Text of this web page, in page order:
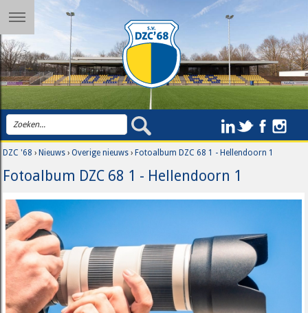
DZC '68 ›Nieuws ›Overige nieuws ›Fotoalbum DZC 68 1 - Hellendoorn 1
Fotoalbum DZC 68 1 - Hellendoorn 1